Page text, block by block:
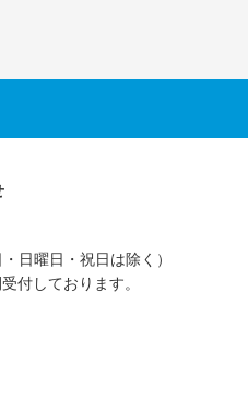
日曜日・祝日は除く）
付しております。